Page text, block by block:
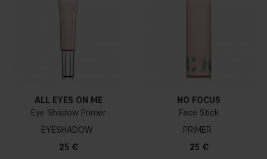
ALL EYES ON ME
Eye Shadow Primer
EYESHADOW
25 €
NO FOCUS
Face Stick
PRIMER
25 €